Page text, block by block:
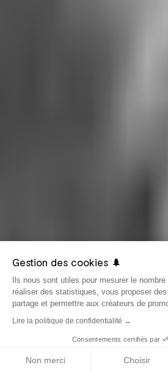
LE 1 JANVIER 2016
Gestion des cookies 🌲
Ils nous sont utiles pour mesurer le nombre
réaliser des statistiques, vous proposer
partage et permettre aux créateurs de
Lire la politique de confidentialité →
Consentements certifiés par
Non merci Choisir